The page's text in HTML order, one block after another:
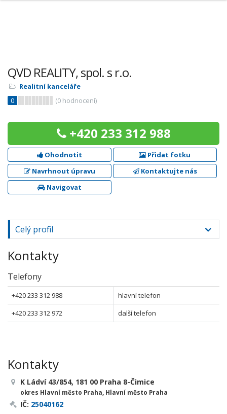
QVD REALITY, spol. s r.o.
Realitní kanceláře
0
(0 hodnocení)
+420 233 312 988
Ohodnotit
Přidat fotku
Navrhnout úpravu
Kontaktujte nás
Navigovat
Celý profil
Kontakty
Telefony
+420 233 312 988
hlavní telefon
+420 233 312 972
další telefon
Kontakty
K Ládví 43/854, 181 00 Praha 8-Čimice
okres Hlavní město Praha, Hlavní město Praha
IČ: 25040162